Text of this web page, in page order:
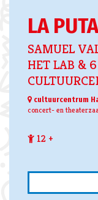
LA
SAMUEL
HET LAB &
cultuurcentrum
concert- en
12 +